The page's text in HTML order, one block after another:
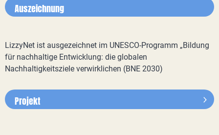
Auszeichnung
LizzyNet ist ausgezeichnet im UNESCO-Programm „Bildung
für nachhaltige Entwicklung: die globalen
Nachhaltigkeitsziele verwirklichen (BNE 2030)
Projekt